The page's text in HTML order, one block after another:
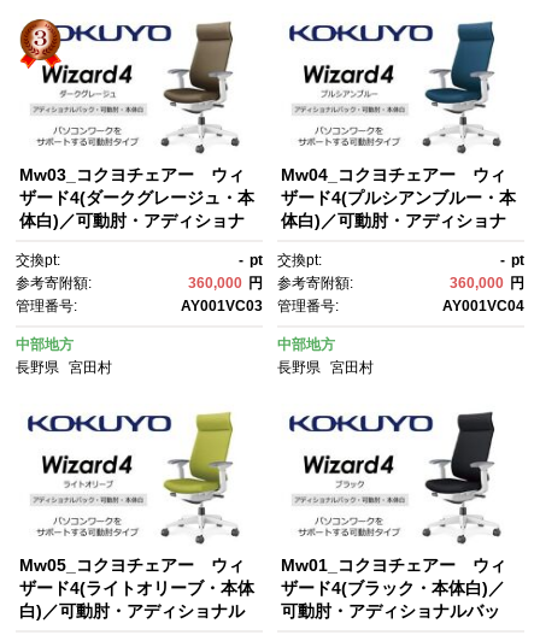
Mw03_コクヨチェアー ウィ
ザード4(ダークグレージュ・本
体白)／可動肘・アディショナ
キャスター）／在宅ワーク・テ
レワークにお勧めの椅子
交換pt: - pt
参考寄附額:
360,000 円
管理番号:
AY001VC03
中部地方
長野県
宮田村
Mw04_コクヨチェアー ウィ
ザード4(プルシアンブルー・本
体白)／可動肘・アディショナ
キャスター）／在宅ワーク・テ
レワークにお勧めの椅子
交換pt: - pt
参考寄附額:
360,000 円
管理番号:
AY001VC04
中部地方
長野県 宮田村
Mw05_コクヨチェアー ウィ
ザード4(ライトオリーブ・本体
白)／可動肘・アディショナル
Mw01_コクヨチェアー ウィ
ザード4(ブラック・本体白)／
可動肘・アディショナルバッ